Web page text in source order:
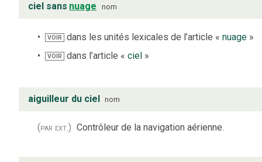
ciel sans nuage nom
VOIR dans les unités lexicales de l’article «nuage »
VOIR dans l’article «ciel »
aiguilleur du ciel nom
(par ext.) Contrôleur de la navigation aérienne.